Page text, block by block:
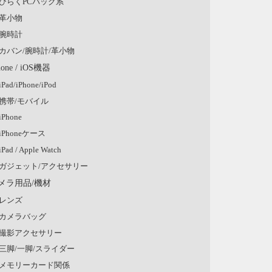
小物
時計
バン/腕時計/革小物
/ iOS機器
iPhone/iPod
帯/モバイル
ケース
/ Apple Watch
ジェット/アクセサリー
ラ用品/機材
ンズ
メラバッグ
影アクセサリー
脚/一脚/スライダー
モリーカード関係